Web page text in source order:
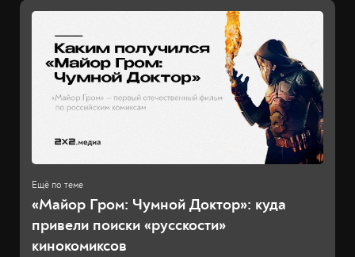
«Майор Гром: Чумной Доктор»: куда
привели поиски «русскости»
кинокомиксов